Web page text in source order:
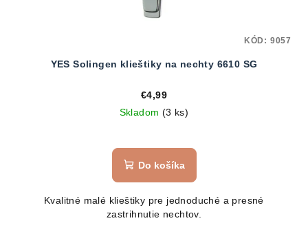
YES Solingen klieštiky na nechty 6610 SG
€4,99
Skladom (3 ks)
Do košíka
Kvalitné malé klieštiky pre jednoduché a presné
zastrihnutie nechtov.
KÓD: 9057